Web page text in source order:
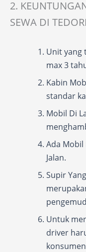
2.
SEWA DI
Unit yang
max 3
Kabin
standar
Mobil Di
Ada Mobil
Jalan.
Supir
Untuk
driver